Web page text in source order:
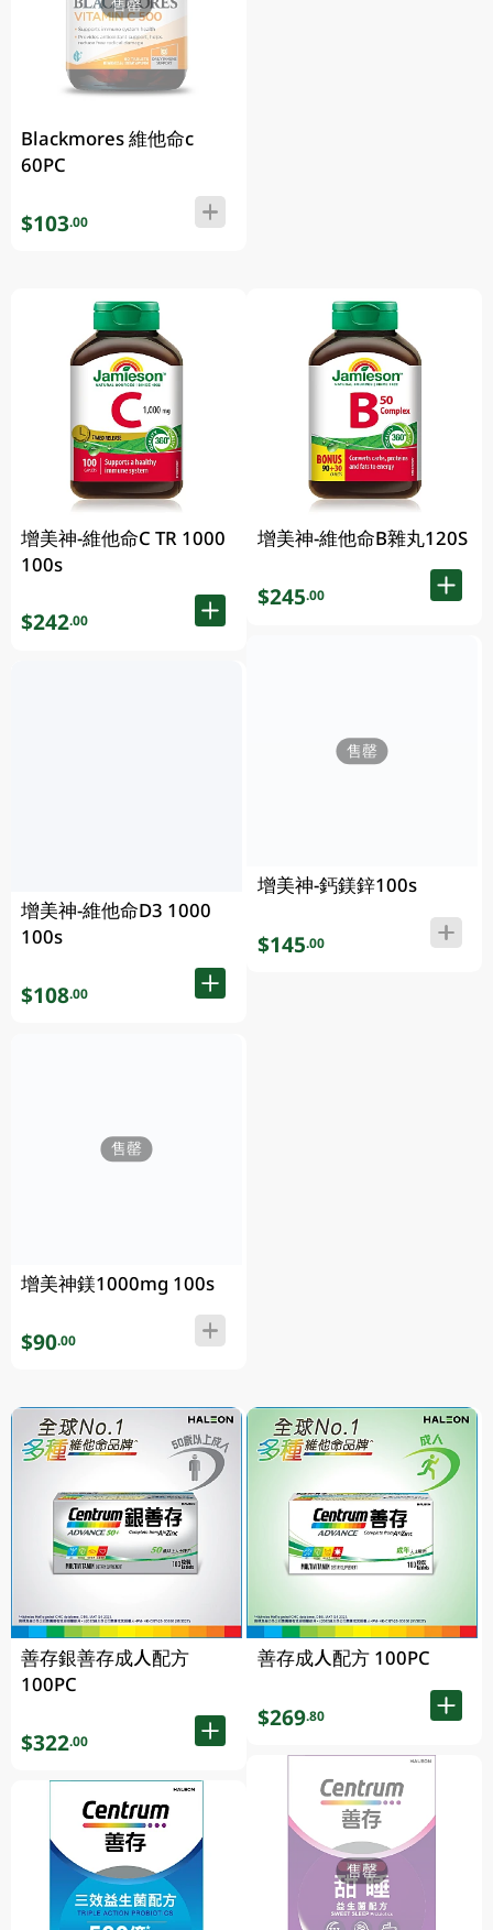
售罄
Blackmores 維他命c
60PC
$103.00
增美神-維他命C TR 1000
100s
$242.00
增美神-維他命D3 1000
100s
$108.00
售罄
增美神鎂1000mg 100s
$90.00
增美神-維他命B雜丸120S
$245.00
售罄
增美神-鈣鎂鋅100s
$145.00
善存銀善存成人配方
100PC
$322.00
善存成人配方 100PC
$269.80
售罄